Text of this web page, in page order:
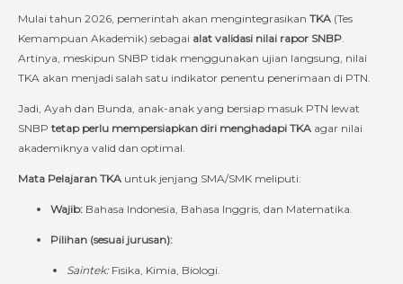
Mulai tahun 2026, pemerintah akan mengintegrasikan TKA (Tes
Kemampuan Akademik) sebagai alat validasi nilai rapor SNBP
Artinya, meskipun SNBP tidak menggunakan ujian langsung, nilai
TKA akan menjadi salah satu indikator penentu penerimaan di PTN.
Jadi, Ayah dan Bunda, anak-anak yang bersiap masuk PTN lewat
SNBP tetap perlu mempersiapkan diri menghadapi TKA agar nilai
akademiknya valid dan optimal.
Mata Pelajaran TKA untuk jenjang SMA/SMK meliputi:
Wajib: Bahasa Indonesia, Bahasa Inggris, dan Matematika.
Pilihan (sesuai jurusan):
Saintek:Fisika, Kimia, Biologi.